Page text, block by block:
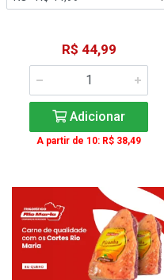
R$ 44,99
Adicionar
A partir de 10: R$ 38,49